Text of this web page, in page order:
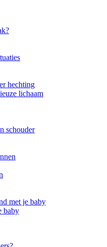
hechting
lichaam
schouder
met je baby
baby